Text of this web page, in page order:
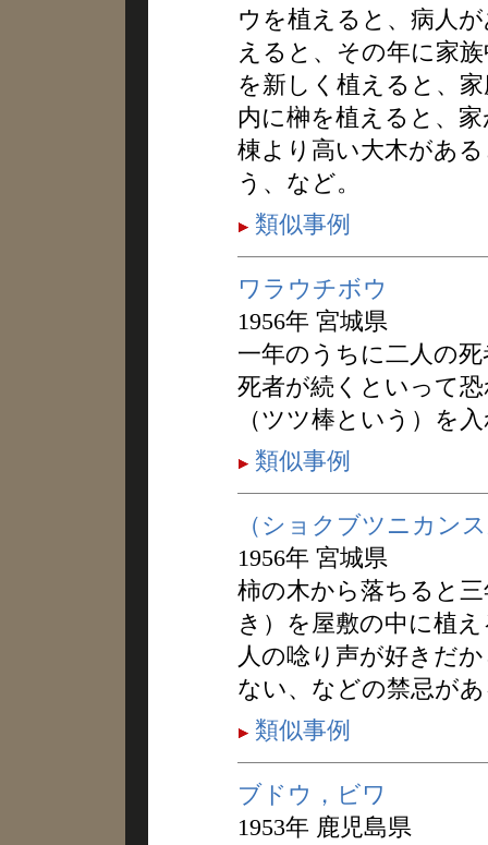
ウを植えると、病人
えると、その年に家
を新しく植えると、
内に榊を植えると、
棟より高い大木があ
う、など。
類似事例
ワラウチボウ
1956年 宮城県
一年のうちに二人の
死者が続くといって
（ツツ棒という）を
類似事例
（ショクブツニカン
1956年 宮城県
柿の木から落ちると
き）を屋敷の中に植
人の唸り声が好きだ
ない、などの禁忌が
類似事例
ブドウ，ビワ
1953年 鹿児島県